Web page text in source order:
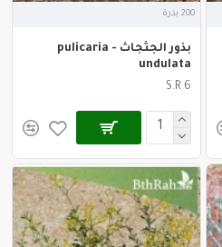
200 بذرة
بذور الجثجاث - pulicaria
undulata
S.R 6